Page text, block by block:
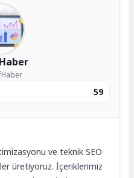
59
ve teknik SEO
üretiyoruz. İçeriklerimiz